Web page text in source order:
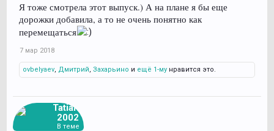
Я тоже смотрела этот выпуск.) А на плане я бы еще
дорожки добавила, а то не очень понятно как
перемещаться
7 мар 2018
ovbelyaev Дмитрий Захарьино и ещё 1-му нравится это.
Tatiana
2002
В теме